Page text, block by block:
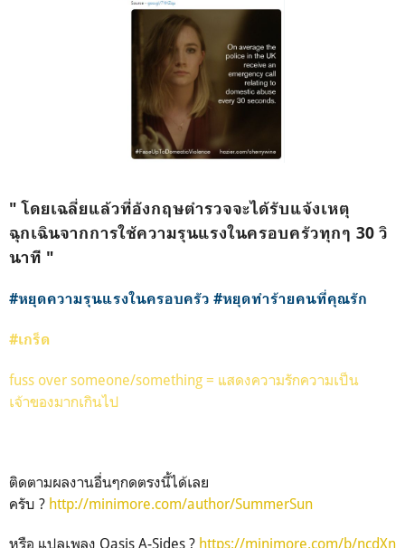
" โดยเฉลี่ยแล้วที่อังกฤษตำรวจจะได้รับแจ้งเหตุ
ฉุกเฉินจากการใช้ความรุนแรงในครอบครัวทุกๆ 30 วิ
นาทีิ "
#หยุดความรุนแรงในครอบครัว #หยุดทำร้ายคนที่คุณรัก
#เกร็ด
fuss over someone/something = แสดงความรักความเป็น
เจ้าของมากเกินไป
ติดตามผลงานอื่นๆกดตรงนี้ได้เลย
ครับ ? http://minimore.com/author/SummerSun
หรือ แปลเพลง Oasis A-Sides ? https://minimore.com/b/ncdXn